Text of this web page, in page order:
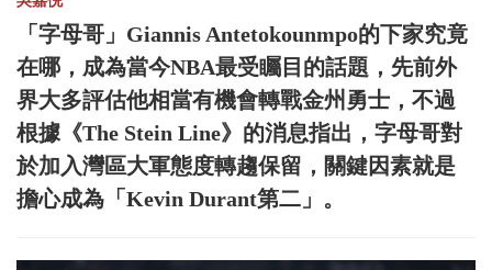
「字母哥」Giannis Antetokounmpo的下家究竟
在哪，成為當今NBA最受矚目的話題，先前外
界大多評估他相當有機會轉戰金州勇士，不過
根據《The Stein Line》的消息指出，字母哥對
於加入灣區大軍態度轉趨保留，關鍵因素就是
擔心成為「Kevin Durant第二」。